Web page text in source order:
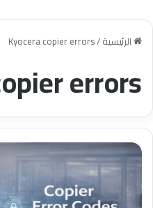
الرئيسية/
Kyocera copier errors
errors